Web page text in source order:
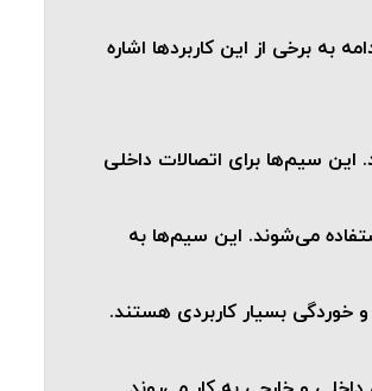
به برخی از این کاربردها اشاره
این سیم‌ها برای اتصالات داخلی
می‌شوند. این سیم‌ها به
خوردگی بسیار کاربردی هستند.